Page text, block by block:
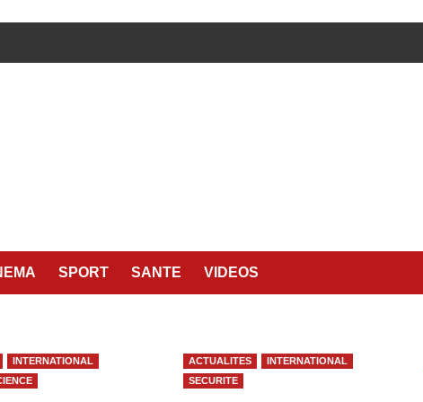
SPORT SANTE VIDEOS
INTERNATIONAL
ACTUALITES
INTERNATIONAL
SECURITE